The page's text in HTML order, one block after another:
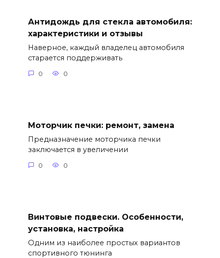
Антидождь для стекла автомобиля:
характеристики и отзывы
Наверное, каждый владелец автомобиля
старается поддерживать
0 0
Моторчик печки: ремонт, замена
Предназначение моторчика печки
заключается в увеличении
0 0
Винтовые подвески. Особенности,
установка, настройка
Одним из наиболее простых вариантов
спортивного тюнинга